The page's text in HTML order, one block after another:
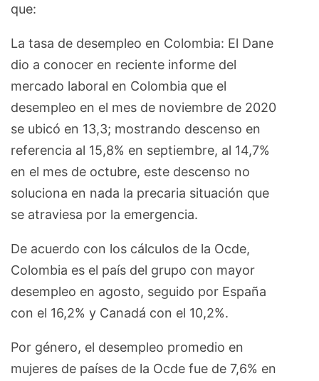
que:
La tasa de desempleo en Colombia: El Dane
dio a conocer en reciente informe del
mercado laboral en Colombia que el
desempleo en el mes de noviembre de 2020
se ubicó en 13,3; mostrando descenso en
referencia al 15,8% en septiembre, al 14,7%
en el mes de octubre, este descenso no
soluciona en nada la precaria situación que
se atraviesa por la emergencia.
De acuerdo con los cálculos de la Ocde,
Colombia es el país del grupo con mayor
desempleo en agosto, seguido por España
con el 16,2% y Canadá con el 10,2%.
Por género, el desempleo promedio en
mujeres de países de la Ocde fue de 7,6% en